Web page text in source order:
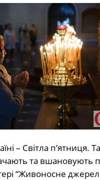
– Світла п’ятниця.
та вшановують
“Живоносне